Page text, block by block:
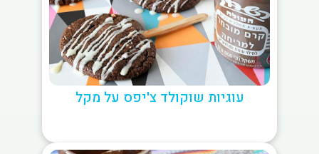
עוגיות שוקולד צ'יפס על מקל